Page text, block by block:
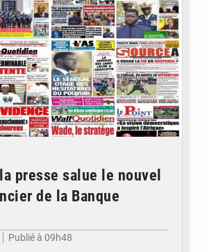
presse salue le nouvel
de la Banque
Publié à 09h48